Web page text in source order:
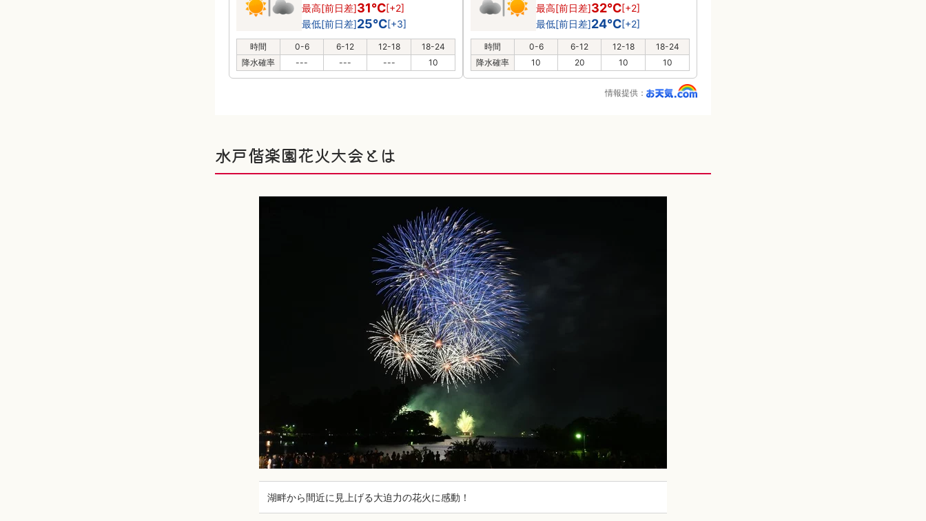
最高[前日差]31℃[+2]
最低[前日差]25℃[+3]
時間 0-6 6-12 12-18
18-24
降水確率
--- --- --- 10
最高[前日差]32℃[+2]
最低[前日差]24℃[+2]
時間 0-6 6-12 12-18
18-24
降水確率
10 20 10 10
情報提供：
水戸偕楽園花火大会とは
湖畔から間近に見上げる大迫力の花火に感動！